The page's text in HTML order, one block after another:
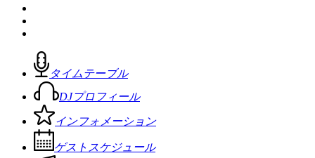
タイムテーブル
DJプロフィール
インフォメーション
ゲストスケジュール